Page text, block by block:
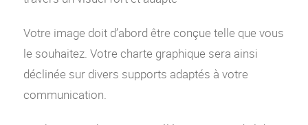
Votre image doit d’abord être conçue telle que vous
le souhaitez. Votre charte graphique sera ainsi
déclinée sur divers supports adaptés à votre
communication.